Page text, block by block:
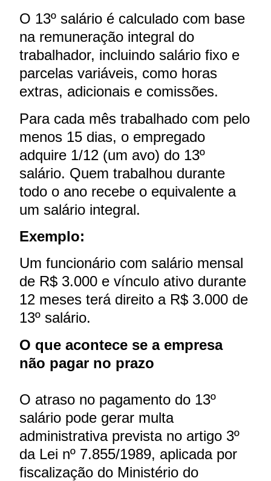
O 13º salário é calculado com base
na remuneração integral do
trabalhador, incluindo salário fixo e
parcelas variáveis, como horas
extras, adicionais e comissões.
Para cada mês trabalhado com pelo
menos 15 dias, o empregado
adquire 1/12 (um avo) do 13º
salário. Quem trabalhou durante
todo o ano recebe o equivalente a
um salário integral.
Exemplo:
Um funcionário com salário mensal
de R$ 3.000 e vínculo ativo durante
12 meses terá direito a R$ 3.000 de
13º salário.
O que acontece se a empresa
não pagar no prazo
O atraso no pagamento do 13º
salário pode gerar multa
administrativa prevista no artigo 3º
da Lei nº 7.855/1989, aplicada por
fiscalização do Ministério do